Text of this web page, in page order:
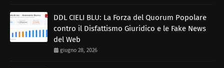
DDL CIELI BLU: La Forza del Quorum Popolare
contro il Disfattismo Giuridico e le Fake News
del Web
giugno 28, 2026